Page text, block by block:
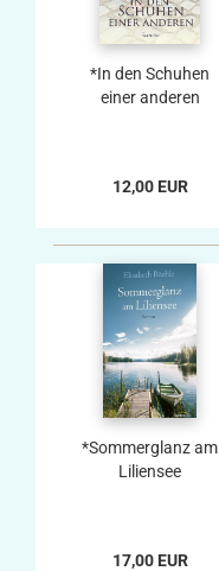
*In den Schuhen
einer anderen
12,00 EUR
*Sommerglanz am
Liliensee
17,00 EUR